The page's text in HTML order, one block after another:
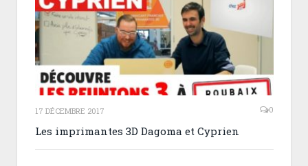
17 DÉCEMBRE 2017 0
Les imprimantes 3D Dagoma et Cyprien